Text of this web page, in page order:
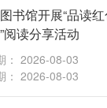
书馆开展“品读
阅读分享活动
： 2026-08-03
： 2026-08-03